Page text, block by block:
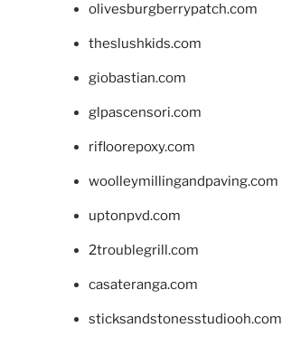
olivesburgberrypatch.com
theslushkids.com
giobastian.com
glpascensori.com
rifloorepoxy.com
woolleymillingandpaving.com
uptonpvd.com
2troublegrill.com
casateranga.com
sticksandstonesstudiooh.com